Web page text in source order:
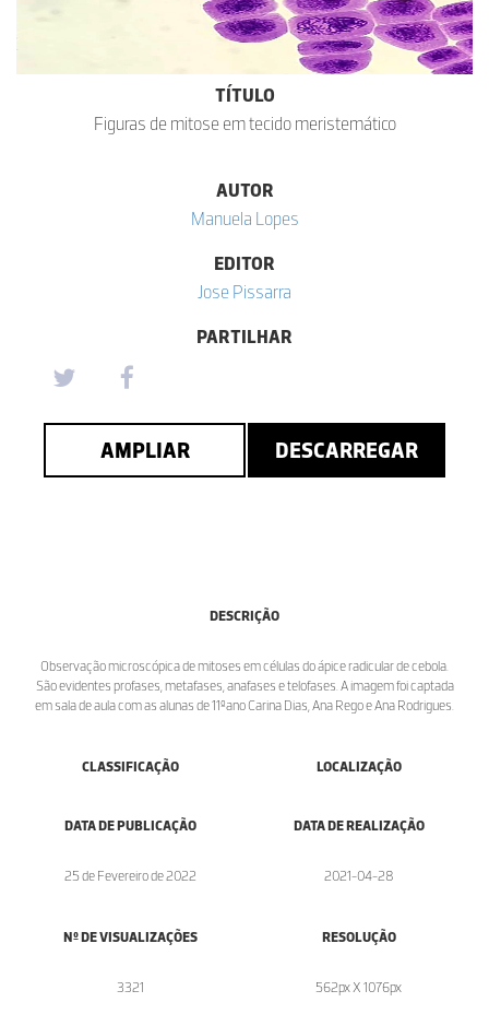
TÍTULO
Figuras de mitose em tecido meristemático
AUTOR
Manuela Lopes
EDITOR
Jose Pissarra
PARTILHAR
AMPLIAR DESCARREGAR
DESCRIÇÃO
Observação microscópica de mitoses em células do ápice radicular de cebola.
São evidentes profases, metafases, anafases e telofases. A imagem foi captada
em sala de aula com as alunas de 11ºano Carina Dias, Ana Rego e Ana Rodrigues.
CLASSIFICAÇÃO LOCALIZAÇÃO
DATA DE PUBLICAÇÃO
25 de Fevereiro de 2022
DATA DE REALIZAÇÃO
2021-04-28
Nº DE VISUALIZAÇÕES
3321
RESOLUÇÃO
562px X 1076px